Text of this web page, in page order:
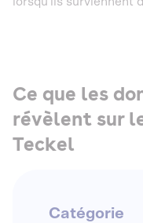
Ce que les
révèlent sur
Teckel
Catégorie